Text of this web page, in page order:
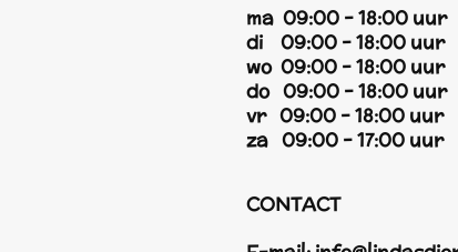
ma 09:00 - 18:00 uur
di 09:00 - 18:00 uur
wo 09:00 - 18:00 uur
do 09:00 - 18:00 uur
vr 09:00 - 18:00 uur
za 09:00 - 17:00 uur
CONTACT